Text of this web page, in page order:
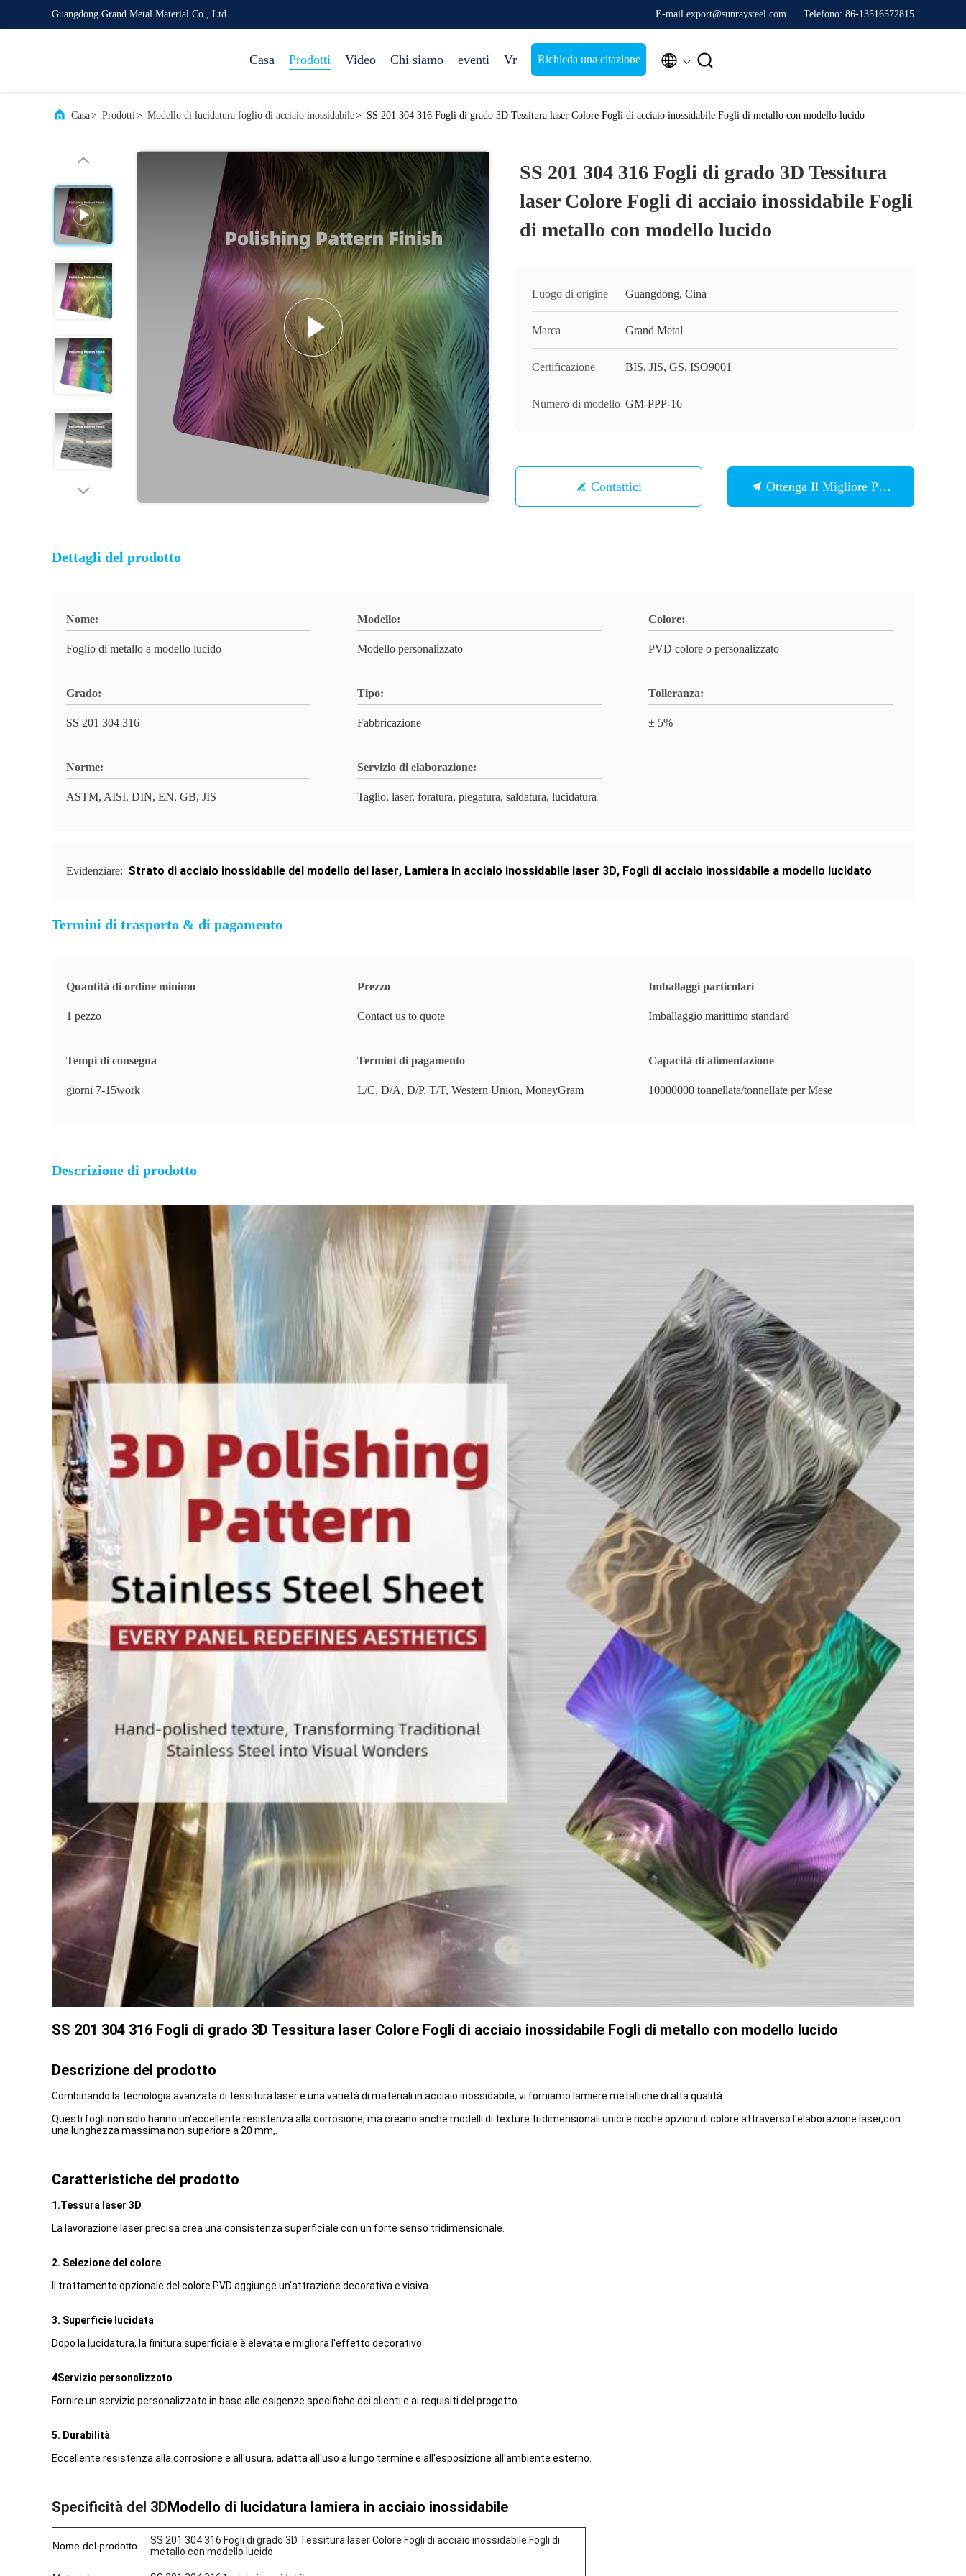
Guangdong Grand Metal Material Co., Ltd E-mail export@sunraysteel.com Telefono: 86-13516572815
Casa Prodotti Video Chi siamo eventi Vr Richieda una citazione  
Casa> Prodotti> Modello di lucidatura foglio di acciaio inossidabile> SS 201 304 316 Fogli di grado 3D Tessitura laser Colore Fogli di acciaio inossidabile Fogli di metallo con modello lucido
SS 201 304 316 Fogli di grado 3D Tessitura
laser Colore Fogli di acciaio inossidabile Fogli
di metallo con modello lucido
Luogo di origine Guangdong, Cina
Marca Grand Metal
Certificazione BIS, JIS, GS, ISO9001
Numero di modello GM-PPP-16
Contattici Ottenga Il Migliore Prezzo
Dettagli del prodotto
Nome:
Foglio di metallo a modello lucido
Modello:
Modello personalizzato
Colore:
PVD colore o personalizzato
Grado:
SS 201 304 316
Tipo:
Fabbricazione
Tolleranza:
± 5%
Norme:
ASTM, AISI, DIN, EN, GB, JIS
Servizio di elaborazione:
Taglio, laser, foratura, piegatura, saldatura, lucidatura
Evidenziare: Strato di acciaio inossidabile del modello del laser, Lamiera in acciaio inossidabile laser 3D, Fogli di acciaio inossidabile a modello lucidato
Termini di trasporto & di pagamento
Quantità di ordine minimo
1 pezzo
Prezzo
Contact us to quote
Imballaggi particolari
Imballaggio marittimo standard
Tempi di consegna
giorni 7-15work
Termini di pagamento
L/C, D/A, D/P, T/T, Western Union, MoneyGram
Capacità di alimentazione
10000000 tonnellata/tonnellate per Mese
Descrizione di prodotto
SS 201 304 316 Fogli di grado 3D Tessitura laser Colore Fogli di acciaio inossidabile Fogli di metallo con modello lucido
Descrizione del prodotto
Combinando la tecnologia avanzata di tessitura laser e una varietà di materiali in acciaio inossidabile, vi forniamo lamiere metalliche di alta qualità.
Questi fogli non solo hanno un'eccellente resistenza alla corrosione, ma creano anche modelli di texture tridimensionali unici e ricche opzioni di colore attraverso l'elaborazione laser,con
una lunghezza massima non superiore a 20 mm,.
Caratteristiche del prodotto
1.Tessura laser 3D
La lavorazione laser precisa crea una consistenza superficiale con un forte senso tridimensionale.
2. Selezione del colore
Il trattamento opzionale del colore PVD aggiunge un'attrazione decorativa e visiva.
3. Superficie lucidata
Dopo la lucidatura, la finitura superficiale è elevata e migliora l'effetto decorativo.
4Servizio personalizzato
Fornire un servizio personalizzato in base alle esigenze specifiche dei clienti e ai requisiti del progetto
5. Durabilità
Eccellente resistenza alla corrosione e all'usura, adatta all'uso a lungo termine e all'esposizione all'ambiente esterno.
Specificità del 3DModello di lucidatura lamiera in acciaio inossidabile
Nome del prodotto
SS 201 304 316 Fogli di grado 3D Tessitura laser Colore Fogli di acciaio inossidabile Fogli di
metallo con modello lucido